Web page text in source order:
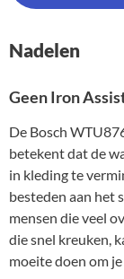
Nadelen
Geen Iron
De Bosch
betekent dat de
in kleding te
besteden aan het
mensen die veel
die snel kreuken,
moeite doen om